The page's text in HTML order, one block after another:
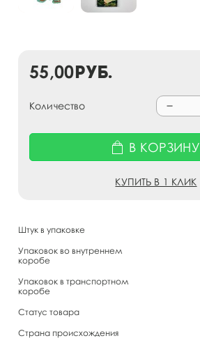
Штук в упаковке
Упаковок во внутреннем
коробе
Упаковок в транспортном
коробе
Статус товара
Страна происхождения
55,00руб.
Количество
В КОРЗИНУ
КУПИТЬ В 1 КЛИК